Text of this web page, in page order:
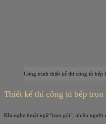
Công trình thiết kế thi công tủ bếp
Thiết kế thi công tủ bếp
Khi nghe thuật ngữ "trọn gói", nhiều người